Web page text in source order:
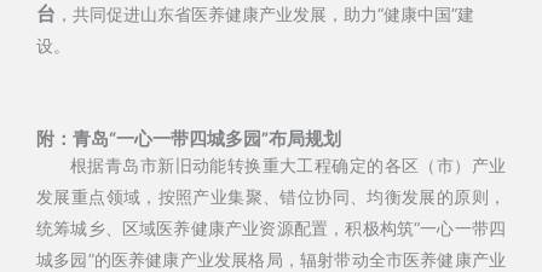
台 ，共同促进山东省医养健康产业发展，助力“健康中国”建
设。
附：青岛“一心一带四城多园”布局规划
根据青岛市新旧动能转换重大工程确定的各区（市）产业
发展重点领域，按照产业集聚、错位协同、均衡发展的原则，
统筹城乡、区域医养健康产业资源配置，积极构筑“一心一带四
城多园”的医养健康产业发展格局，辐射带动全市医养健康产业